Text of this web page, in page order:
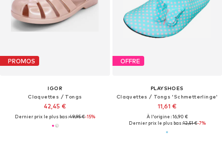
PROMOS
IGOR
Claquettes / Tongs
42,45 €
Dernier prix le plus bas :49,95 €-15%
OFFRE
PLAYSHOES
Claquettes / Tongs 'Schmetterlinge'
11,61 €
À l'origine : 16,90 €
Dernier prix le plus bas :12,51 €-7%